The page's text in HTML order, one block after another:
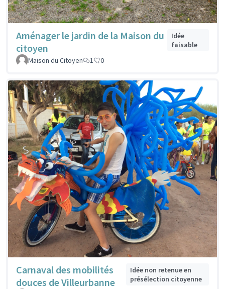
Aménager le jardin de la Maison du
citoyen
Idée
faisable
Maison du Citoyen
1 0
Carnaval des mobilités
douces de Villeurbanne
Idée non retenue en
présélection citoyenne